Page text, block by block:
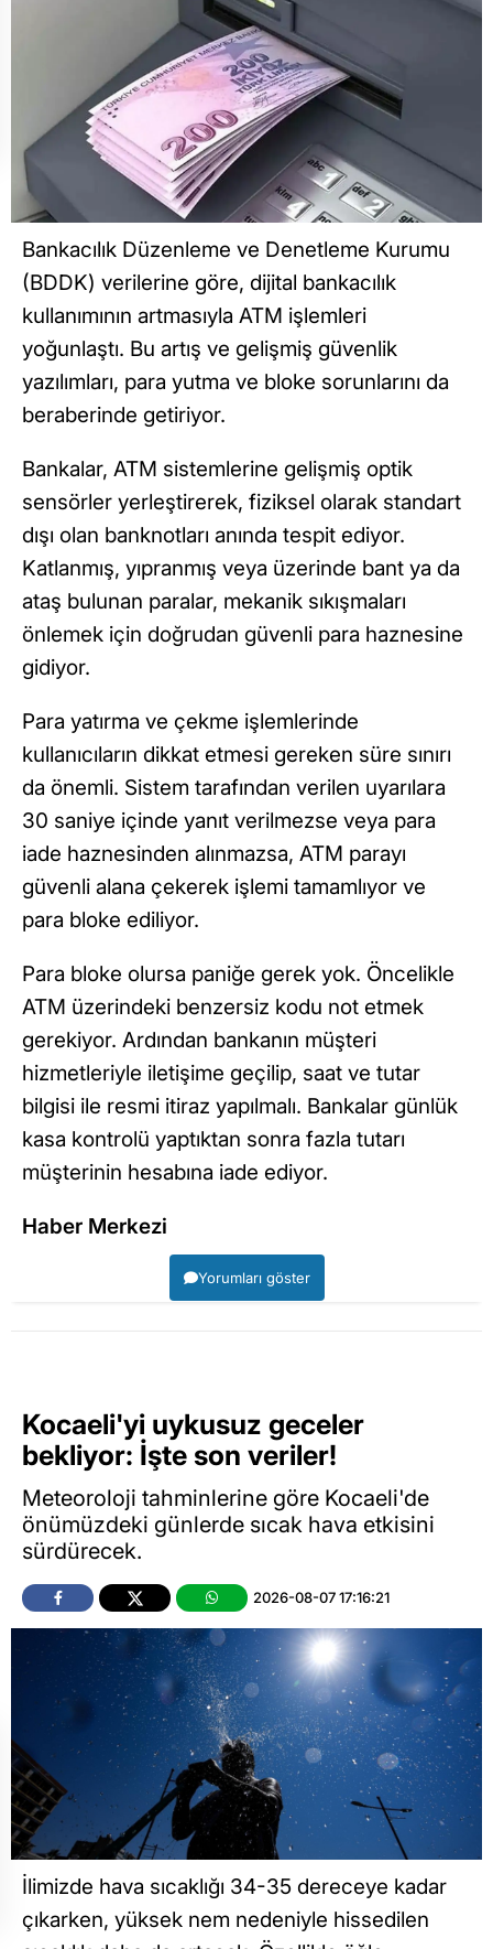
Bankacılık Düzenleme ve Denetleme Kurumu
(BDDK) verilerine göre, dijital bankacılık
kullanımının artmasıyla ATM işlemleri
yoğunlaştı. Bu artış ve gelişmiş güvenlik
yazılımları, para yutma ve bloke sorunlarını da
beraberinde getiriyor.
Bankalar, ATM sistemlerine gelişmiş optik
sensörler yerleştirerek, fiziksel olarak standart
dışı olan banknotları anında tespit ediyor.
Katlanmış, yıpranmış veya üzerinde bant ya da
ataş bulunan paralar, mekanik sıkışmaları
önlemek için doğrudan güvenli para haznesine
gidiyor.
Para yatırma ve çekme işlemlerinde
kullanıcıların dikkat etmesi gereken süre sınırı
da önemli. Sistem tarafından verilen uyarılara
30 saniye içinde yanıt verilmezse veya para
iade haznesinden alınmazsa, ATM parayı
güvenli alana çekerek işlemi tamamlıyor ve
para bloke ediliyor.
Para bloke olursa paniğe gerek yok. Öncelikle
ATM üzerindeki benzersiz kodu not etmek
gerekiyor. Ardından bankanın müşteri
hizmetleriyle iletişime geçilip, saat ve tutar
bilgisi ile resmi itiraz yapılmalı. Bankalar günlük
kasa kontrolü yaptıktan sonra fazla tutarı
müşterinin hesabına iade ediyor.
Haber Merkezi
Yorumları göster
Kocaeli'yi uykusuz geceler
bekliyor: İşte son veriler!
Meteoroloji tahminlerine göre Kocaeli'de
önümüzdeki günlerde sıcak hava etkisini
sürdürecek.
2026-08-07 17:16:21
İlimizde hava sıcaklığı 34-35 dereceye kadar
çıkarken, yüksek nem nedeniyle hissedilen